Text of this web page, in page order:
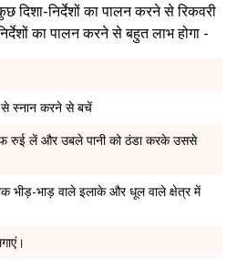
दिशा-निर्देशों का पालन करने से रिकवरी
का पालन करने से बहुत लाभ होगा -
स्नान करने से बचें
रुई लें और उबले पानी को ठंडा करके उससे
भाड़ वाले इलाके और धूल वाले क्षेत्र में